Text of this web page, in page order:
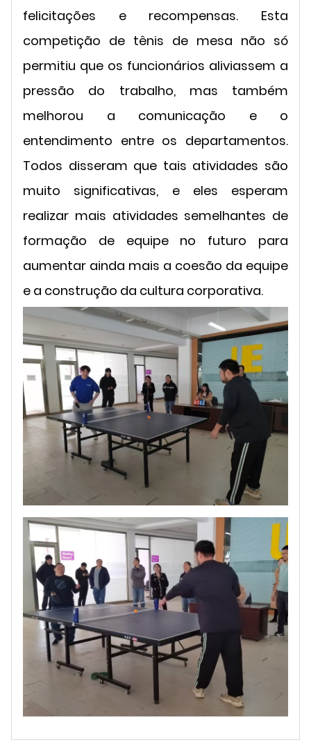
felicitações e recompensas. Esta
competição de tênis de mesa não só
permitiu que os funcionários aliviassem a
pressão do trabalho, mas também
melhorou a comunicação e o
entendimento entre os departamentos.
Todos disseram que tais atividades são
muito significativas, e eles esperam
realizar mais atividades semelhantes de
formação de equipe no futuro para
aumentar ainda mais a coesão da equipe
e a construção da cultura corporativa.